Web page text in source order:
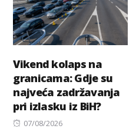
Vikend kolaps na
granicama: Gdje su
najveća zadržavanja
pri izlasku iz BiH?
Posted
07/08/2026